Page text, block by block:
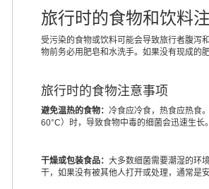
旅行时的食物和饮料
受污染的食物或饮料可能会导致旅行者腹泻
物前务必用肥皂和水洗手。如果没有现成的
旅行时的食物注意事项
避免温热的食物： 冷食应冷食，热食应热食
60°C）时，导致食物中毒的细菌会迅速生长。
干燥或包装食品： 大多数细菌需要潮湿的环
干，如果没有被其他人打开或处理，通常是安